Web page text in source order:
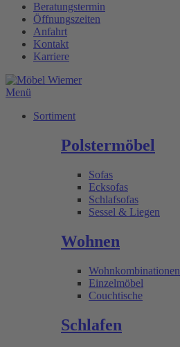
Beratungstermin
Öffnungszeiten
Anfahrt
Kontakt
Karriere
Menü
Sortiment
Polstermöbel
Sofas
Ecksofas
Schlafsofas
Sessel & Liegen
Wohnen
Wohnkombinationen
Einzelmöbel
Couchtische
Schlafen